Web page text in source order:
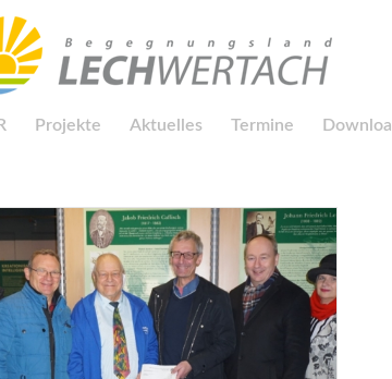
Projekte Aktuelles Termine